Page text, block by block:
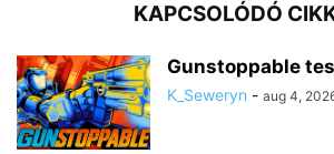
KAPCSOLÓDÓ
Gunstoppable
K_Seweryn - aug 4,